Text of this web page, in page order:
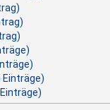
Einträge)